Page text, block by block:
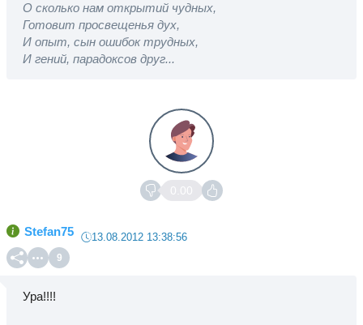
О сколько нам открытий чудных,
Готовит просвещенья дух,
И опыт, сын ошибок трудных,
И гений, парадоксов друг...
0.00
Stefan75 13.08.2012 13:38:56
9
Ура!!!!